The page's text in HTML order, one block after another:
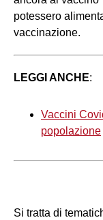
potessero
vaccinazione.
LEGGI ANCHE:
Vaccini
popolazione
Si tratta di